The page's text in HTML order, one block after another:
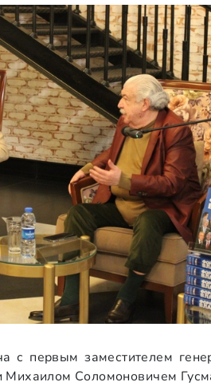
с первым заместителем
Соломоновичем